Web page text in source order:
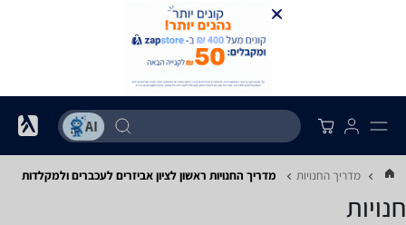
מדריך החנויות מדריך החנויות ‏ראשון לציון ‏אביזרים לעכברים ולמקלדות
חנויות